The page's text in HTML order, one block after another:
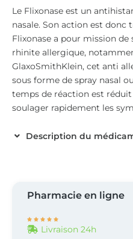
Le Flixonase est un
nasale. Son action est donc
Flixonase a pour mission
rhinite allergique,
GlaxoSmithKlein, cet anti
sous forme de spray nasal
temps de réaction est
soulager rapidement les
Description du
Pharmacie en ligne
    
Livraison 24h